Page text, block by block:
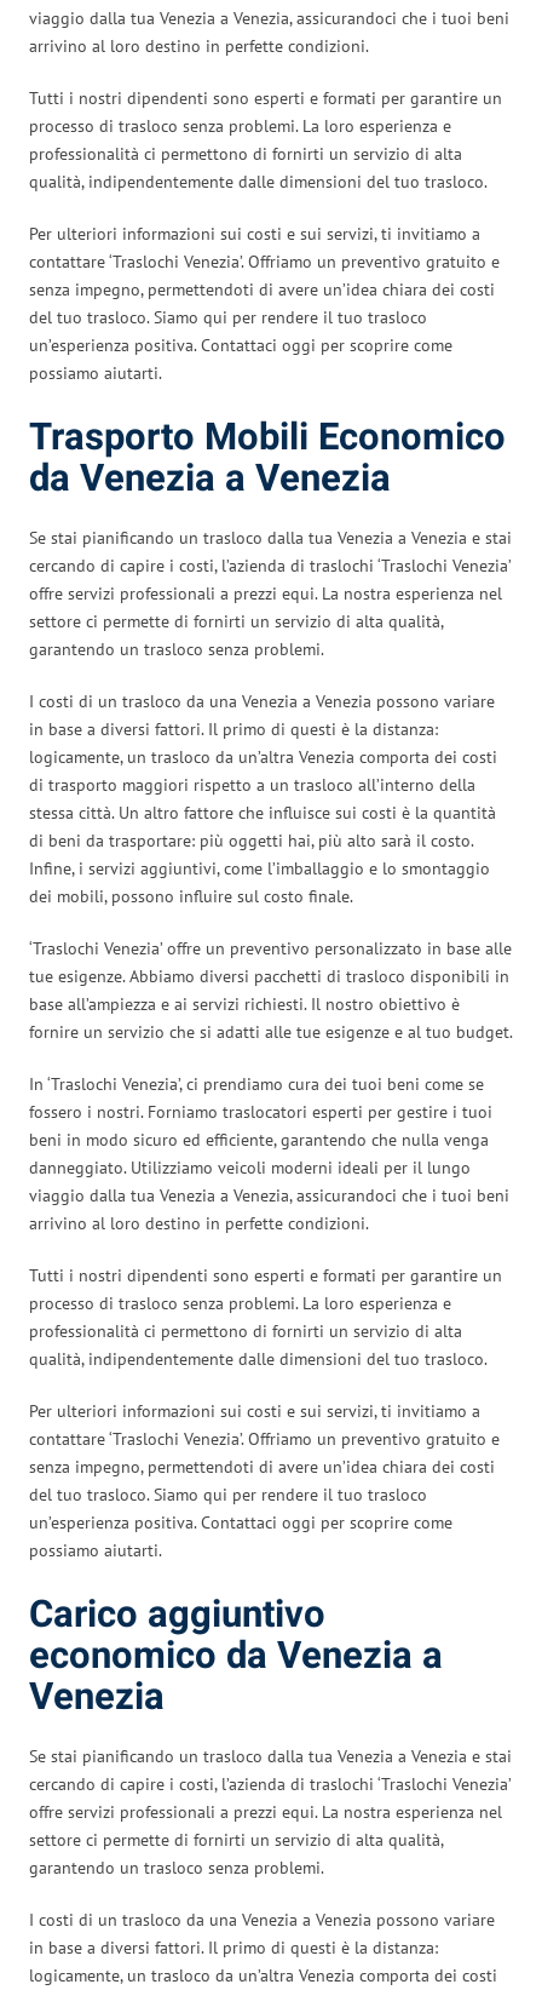
viaggio dalla tua Venezia a Venezia, assicurandoci che i tuoi beni
arrivino al loro destino in perfette condizioni.
Tutti i nostri dipendenti sono esperti e formati per garantire un
processo di trasloco senza problemi. La loro esperienza e
professionalità ci permettono di fornirti un servizio di alta
qualità, indipendentemente dalle dimensioni del tuo trasloco.
Per ulteriori informazioni sui costi e sui servizi, ti invitiamo a
contattare ‘Traslochi Venezia’. Offriamo un preventivo gratuito e
senza impegno, permettendoti di avere un’idea chiara dei costi
del tuo trasloco. Siamo qui per rendere il tuo trasloco
un’esperienza positiva. Contattaci oggi per scoprire come
possiamo aiutarti.
Trasporto Mobili Economico
da Venezia a Venezia
Se stai pianificando un trasloco dalla tua Venezia a Venezia e stai
cercando di capire i costi, l’azienda di traslochi ‘Traslochi Venezia’
offre servizi professionali a prezzi equi. La nostra esperienza nel
settore ci permette di fornirti un servizio di alta qualità,
garantendo un trasloco senza problemi.
I costi di un trasloco da una Venezia a Venezia possono variare
in base a diversi fattori. Il primo di questi è la distanza:
logicamente, un trasloco da un’altra Venezia comporta dei costi
di trasporto maggiori rispetto a un trasloco all’interno della
stessa città. Un altro fattore che influisce sui costi è la quantità
di beni da trasportare: più oggetti hai, più alto sarà il costo.
Infine, i servizi aggiuntivi, come l’imballaggio e lo smontaggio
dei mobili, possono influire sul costo finale.
‘Traslochi Venezia’ offre un preventivo personalizzato in base alle
tue esigenze. Abbiamo diversi pacchetti di trasloco disponibili in
base all’ampiezza e ai servizi richiesti. Il nostro obiettivo è
fornire un servizio che si adatti alle tue esigenze e al tuo budget.
In ‘Traslochi Venezia’, ci prendiamo cura dei tuoi beni come se
fossero i nostri. Forniamo traslocatori esperti per gestire i tuoi
beni in modo sicuro ed efficiente, garantendo che nulla venga
danneggiato. Utilizziamo veicoli moderni ideali per il lungo
viaggio dalla tua Venezia a Venezia, assicurandoci che i tuoi beni
arrivino al loro destino in perfette condizioni.
Tutti i nostri dipendenti sono esperti e formati per garantire un
processo di trasloco senza problemi. La loro esperienza e
professionalità ci permettono di fornirti un servizio di alta
qualità, indipendentemente dalle dimensioni del tuo trasloco.
Per ulteriori informazioni sui costi e sui servizi, ti invitiamo a
contattare ‘Traslochi Venezia’. Offriamo un preventivo gratuito e
senza impegno, permettendoti di avere un’idea chiara dei costi
del tuo trasloco. Siamo qui per rendere il tuo trasloco
un’esperienza positiva. Contattaci oggi per scoprire come
possiamo aiutarti.
Carico aggiuntivo
economico da Venezia a
Venezia
Se stai pianificando un trasloco dalla tua Venezia a Venezia e stai
cercando di capire i costi, l’azienda di traslochi ‘Traslochi Venezia’
offre servizi professionali a prezzi equi. La nostra esperienza nel
settore ci permette di fornirti un servizio di alta qualità,
garantendo un trasloco senza problemi.
I costi di un trasloco da una Venezia a Venezia possono variare
in base a diversi fattori. Il primo di questi è la distanza:
logicamente, un trasloco da un’altra Venezia comporta dei costi